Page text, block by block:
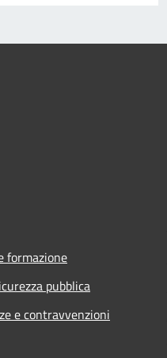
formazione
pubblica
e contravvenzioni